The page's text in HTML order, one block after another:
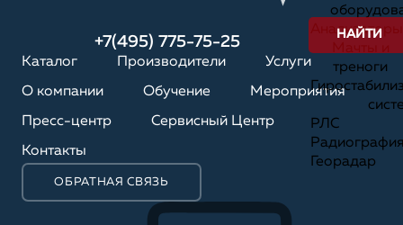
+7(495) 775-75-25
Каталог Производители Услуги
О компании Обучение Мероприятия
Пресс-центр Сервисный Центр
Контакты
ОБРАТНАЯ СВЯЗЬ
Анализаторы
треноги
РЛС
Георадар
НАЙТИ